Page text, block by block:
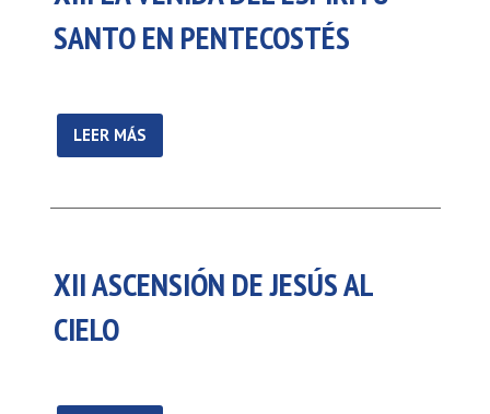
SANTO EN PENTECOSTÉS
LEER MÁS
XII ASCENSIÓN DE JESÚS AL
CIELO